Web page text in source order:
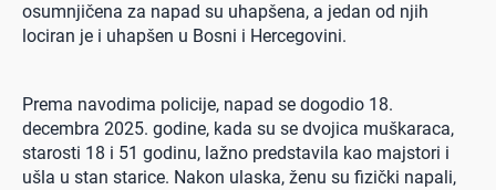
osumnjičena za napad su uhapšena, a jedan od njih
lociran je i uhapšen u Bosni i Hercegovini.
Prema navodima policije, napad se dogodio 18.
decembra 2025. godine, kada su se dvojica muškaraca,
starosti 18 i 51 godinu, lažno predstavila kao majstori i
ušla u stan starice. Nakon ulaska, ženu su fizički napali,